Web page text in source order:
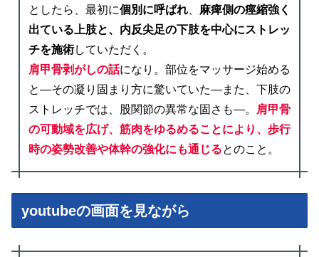
としたら、最初に個別に呼ばれ
麻痺側の痙縮強く
出ている上肢と、内反尖足の下肢を中心にストレッ
チを施術していただく。
肩甲骨剥がしの話になり。部位をマッサージ始める
と―その凝り固まり方に驚いていた―また、下肢の
ストレッチでは、股関節の異常な固さも―。
肩甲骨
の可動域を広げ、筋肉をゆるめることにより、歩行
時の姿勢改善や体幹の強化にも通じるとのこと。
youtubeの画面を見ながら